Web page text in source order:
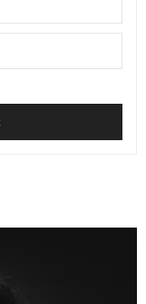
recept!